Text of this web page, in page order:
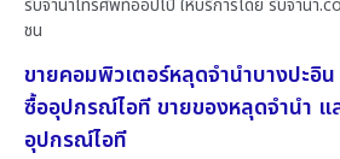
รับจำนำโทรศัพท์ออปโป้ ให้บริการโดย รับจํานํา
ชน
ขายคอมพิวเตอร์หลุดจำนำบางปะอิ
ซื้ออุปกรณ์ไอที ขายของหลุดจำนำ แ
อุปกรณ์ไอที